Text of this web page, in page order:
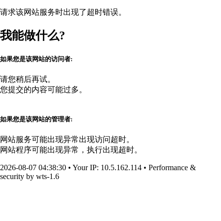
请求该网站服务时出现了超时错误。
我能做什么?
如果您是该网站的访问者:
请您稍后再试。
您提交的内容可能过多。
如果您是该网站的管理者:
网站服务可能出现异常出现访问超时。
网站程序可能出现异常，执行出现超时。
2026-08-07 04:38:30 • Your IP: 10.5.162.114 • Performance &
security by wts-1.6